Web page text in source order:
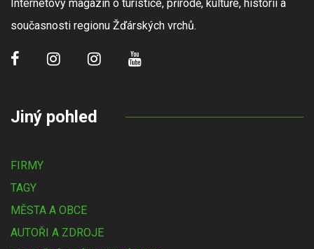
Internetový magazín o turistice, přírodě, kultuře, historii a
současnosti regionu Žďárských vrchů.
Jiný pohled
FIRMY
TAGY
MĚSTA A OBCE
AUTOŘI A ZDROJE